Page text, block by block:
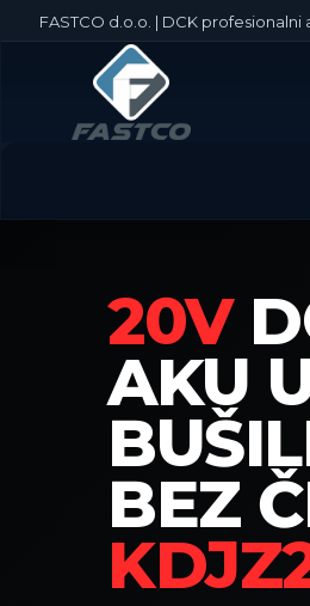
FASTCO d.o.o. | DCK
20V
AKU
BEZ